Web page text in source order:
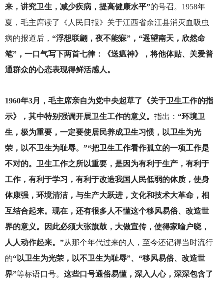
来，讲究卫生，减少疾病，提高健康水平”的号召。1958年
夏，毛主席读了《人民日报》关于江西省余江县消灭血吸虫
病的报道后， “浮想联翩，夜不能寐”，“遥望南天，欣然命
笔”，一口气写下两首七律：《送瘟神》，将他体贴、关爱普
通群众的心态表现得鲜活感人。
1960年3月，毛主席亲自为党中央起草了《关于卫生工作的指
示》，其中特别强调开展卫生工作的意义。 指出： “环境卫
生，极为重要，一定要使居民养成卫生习惯，以卫生为光
荣，以不卫生为耻辱。”“把卫生工作看作孤立的一项工作是
不对的。卫生工作之所以重要，是因为有利于生产，有利于
工作，有利于学习，有利于改造我国人民低弱的体质，使身
体康强，环境清洁，与生产大跃进，文化和技术大革命，相
互结合起来。现在，还有很多人不懂这个移风易俗、改造世
界的意义。因此必须大张旗鼓，大做宣传，使得家喻户晓，
人人动作起来。”从那个年代过来的人，至今还记得当时流行
的“以卫生为光荣，以不卫生为耻辱”、“移风易俗、改造世
界”等标语口号。 这些口号通俗易懂，深入人心，深深包含了